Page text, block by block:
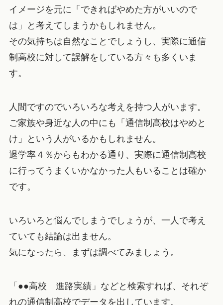
イメージを元に「できればやめた方がいいので
は」と考えてしまうかもしれません。
その気持ちは自然なことでしょうし、実際に通信
制高校に対して誤解をしている方々も多くいま
す。
人間ですのでいろいろな考えを持つ人がいます。
ご家族や身近な人の中にも「通信制高校はやめと
け」という人がいるかもしれません。
退学率４％からもわかる通り、実際に通信制高校
に行ってうまくいかなかった人もいることは確か
です。
いろいろと悩んでしまうでしょうが、一人で考え
ていても結論は出ません。
気になったら、まずは調べてみましょう。
「●●高校 進路実績」などと検索すれば、それぞ
れの通信制高校でデータを出しています。